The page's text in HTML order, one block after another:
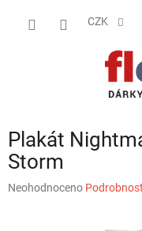
CZK
Plakát
Storm
Průměrné
Neohodnoceno